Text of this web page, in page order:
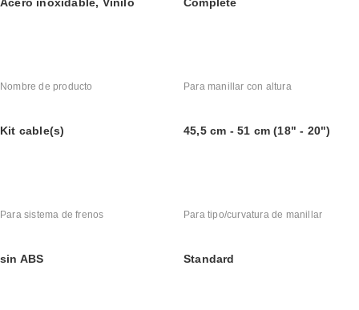
Acero inoxidable, Vinilo Complete
Nombre de producto
Kit cable(s)
Para manillar con altura
45,5 cm - 51 cm (18" - 20")
Para sistema de frenos
sin ABS
Para tipo/curvatura de manillar
Standard